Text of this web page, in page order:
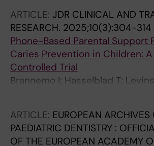
ARTICLE: JDR CLINICAL AND
RESEARCH. 2025;10(3):304-314
Phone-Based Parental Support
Caries Prevention in Children:
Controlled Trial
Brannemo I; Hasselblad T;
ARTICLE: EUROPEAN ARCHIVES
PAEDIATRIC DENTISTRY :
OF THE EUROPEAN ACADEMY